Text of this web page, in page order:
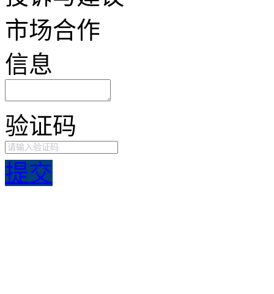
市场合作
信息
验证码
提交